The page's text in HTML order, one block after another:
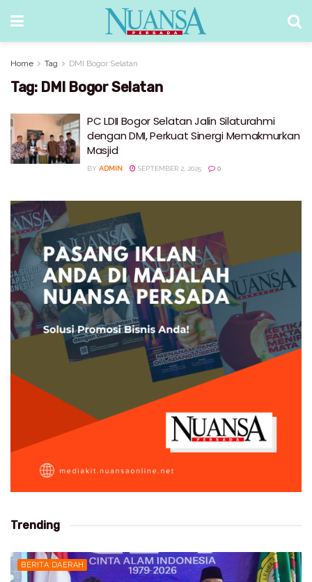
Home Tag DMI Bogor Selatan
Tag: DMI Bogor Selatan
PC LDII Bogor Selatan Jalin Silaturahmi
dengan DMI, Perkuat Sinergi Memakmurkan
Masjid
BY ADMIN SEPTEMBER 2, 2025 0
Trending
BERITA DAERAH